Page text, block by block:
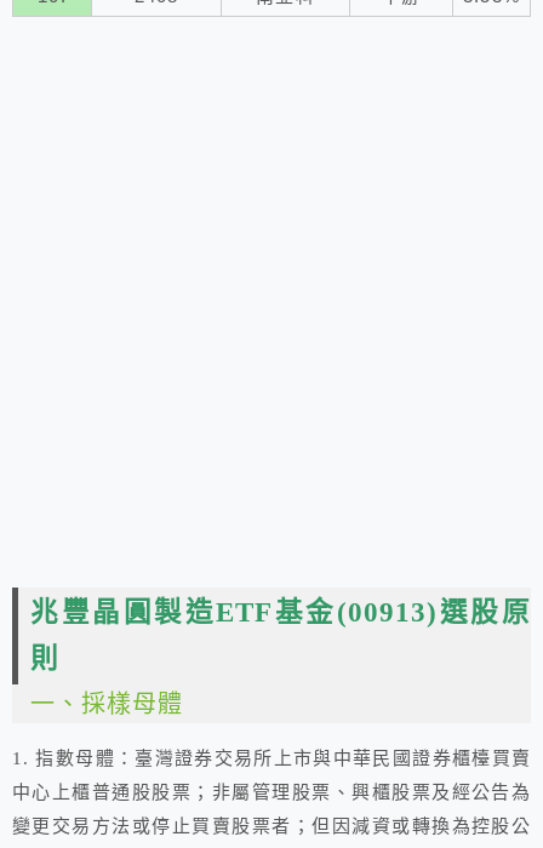
兆豐晶圓製造ETF基金(00913)選股原
則
一、採樣母體
1. 指數母體：臺灣證券交易所上市與中華民國證券櫃檯買賣
中心上櫃普通股股票；非屬管理股票、興櫃股票及經公告為
變更交易方法或停止買賣股票者；但因減資或轉換為控股公